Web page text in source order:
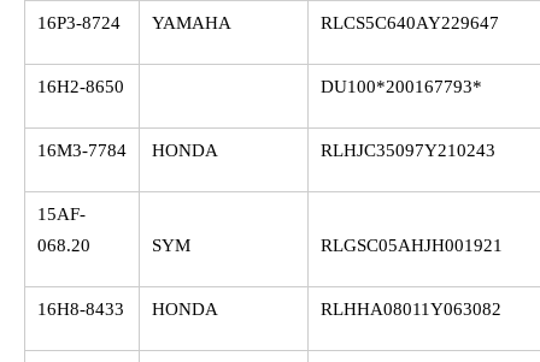
16P3-8724 YAMAHA RLCS5C640AY229647
16H2-8650 DU100*200167793*
16M3-7784 HONDA RLHJC35097Y210243
15AF-
068.20
SYM RLGSC05AHJH001921
16H8-8433 HONDA RLHHA08011Y063082